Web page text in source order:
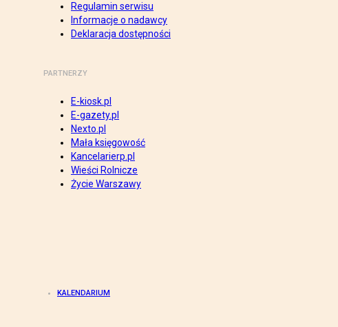
Regulamin serwisu
Informacje o nadawcy
Deklaracja dostępności
PARTNERZY
E-kiosk.pl
E-gazety.pl
Nexto.pl
Mała księgowość
Kancelarierp.pl
Wieści Rolnicze
Życie Warszawy
KALENDARIUM